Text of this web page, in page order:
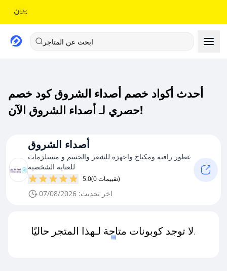
ابحث عن المتاجر
أحدث أكواد خصم أصداء الشروق كود خصم
حصري لـ أصداء الشروق الآن!
أصداء الشروق
عطور راقية ومكياج واجهزه للشعر والجسم و مستلزمات
للعنايه الشخصيه
5.0 (0 تقييمات)
اخر تحديث: 07/08/2026
لا توجد كوبونات متاحة لـهذا المتجر حاليًا.